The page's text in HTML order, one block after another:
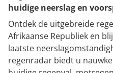
huidige neerslag en
Ontdek de uitgebreide
Afrikaanse Republiek en
laatste
regenradar biedt u